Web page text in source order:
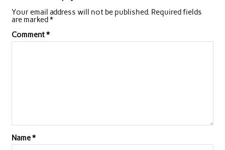
Your email address will not be published. Required fields
are marked*
Comment*
Name*